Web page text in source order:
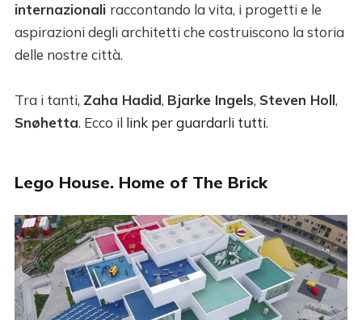
internazionali raccontando la vita, i progetti e le
aspirazioni degli architetti che costruiscono la storia
delle nostre città.
Tra i tanti, Zaha Hadid, Bjarke Ingels, Steven Holl,
Snøhetta. Ecco il link per guardarli tutti.
Lego House. Home of The Brick